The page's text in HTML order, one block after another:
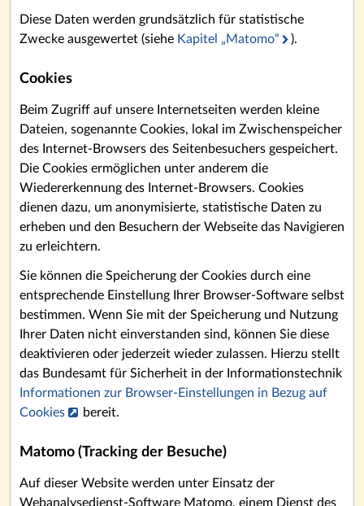
Diese Daten werden grundsätzlich für statistische
Zwecke ausgewertet (siehe Kapitel „Matomo“ ).
Cookies
Beim Zugriff auf unsere Internetseiten werden kleine
Dateien, sogenannte Cookies, lokal im Zwischenspeicher
des Internet-Browsers des Seitenbesuchers gespeichert.
Die Cookies ermöglichen unter anderem die
Wiedererkennung des Internet-Browsers. Cookies
dienen dazu, um anonymisierte, statistische Daten zu
erheben und den Besuchern der Webseite das Navigieren
zu erleichtern.
Sie können die Speicherung der Cookies durch eine
entsprechende Einstellung Ihrer Browser-Software selbst
bestimmen. Wenn Sie mit der Speicherung und Nutzung
Ihrer Daten nicht einverstanden sind, können Sie diese
deaktivieren oder jederzeit wieder zulassen. Hierzu stellt
das Bundesamt für Sicherheit in der Informationstechnik
Informationen zur Browser-Einstellungen in Bezug auf
Cookies
bereit.
Matomo (Tracking der Besuche)
Auf dieser Website werden unter Einsatz der
Webanalysedienst-Software Matomo, einem Dienst des